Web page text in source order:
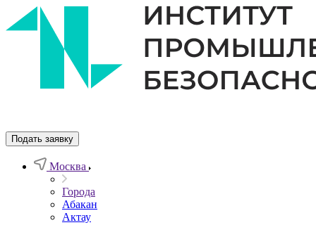
Подать заявку
Москва
Города
Абакан
Актау